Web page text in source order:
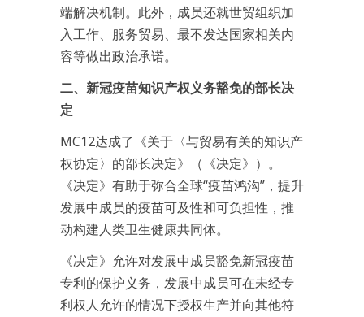
端解决机制。此外，成员还就世贸组织加
入工作、服务贸易、最不发达国家相关内
容等做出政治承诺。
二、新冠疫苗知识产权义务豁免的部长决
定
MC12达成了《关于〈与贸易有关的知识产
权协定〉的部长决定》（《决定》）。
《决定》有助于弥合全球“疫苗鸿沟”，提升
发展中成员的疫苗可及性和可负担性，推
动构建人类卫生健康共同体。
《决定》允许对发展中成员豁免新冠疫苗
专利的保护义务，发展中成员可在未经专
利权人允许的情况下授权生产并向其他符